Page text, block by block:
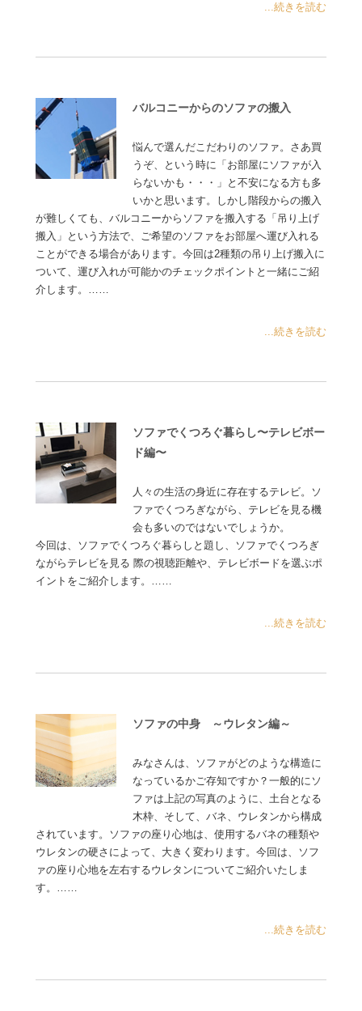
...続きを読む
バルコニーからのソファの搬入
悩んで選んだこだわりのソファ。さあ買
うぞ、という時に「お部屋にソファが入
らないかも・・・」と不安になる方も多
いかと思います。しかし階段からの搬入
が難しくても、バルコニーからソファを搬入する「吊り上げ
搬入」という方法で、ご希望のソファをお部屋へ運び入れる
ことができる場合があります。今回は2種類の吊り上げ搬入に
ついて、運び入れが可能かのチェックポイントと一緒にご紹
介します。……
...続きを読む
ソファでくつろぐ暮らし〜テレビボー
ド編〜
人々の生活の身近に存在するテレビ。ソ
ファでくつろぎながら、テレビを見る機
会も多いのではないでしょうか。
今回は、ソファでくつろぐ暮らしと題し、ソファでくつろぎ
ながらテレビを見る 際の視聴距離や、テレビボードを選ぶポ
イントをご紹介します。……
...続きを読む
ソファの中身 ～ウレタン編～
みなさんは、ソファがどのような構造に
なっているかご存知ですか？一般的にソ
ファは上記の写真のように、土台となる
木枠、そして、バネ、ウレタンから構成
されています。ソファの座り心地は、使用するバネの種類や
ウレタンの硬さによって、大きく変わります。今回は、ソフ
ァの座り心地を左右するウレタンについてご紹介いたしま
す。……
...続きを読む